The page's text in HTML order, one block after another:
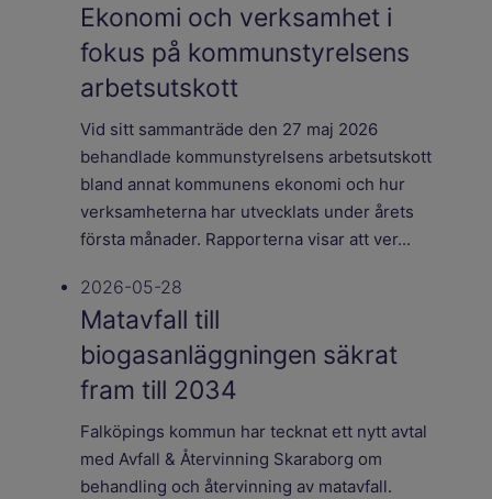
Ekonomi och verksamhet i
fokus på kommunstyrelsens
arbetsutskott
Vid sitt sammanträde den 27 maj 2026
behandlade kommunstyrelsens arbetsutskott
bland annat kommunens ekonomi och hur
verksamheterna har utvecklats under årets
första månader. Rapporterna visar att ver...
2026-05-28
Matavfall till
biogasanläggningen säkrat
fram till 2034
Falköpings kommun har tecknat ett nytt avtal
med Avfall & Återvinning Skaraborg om
behandling och återvinning av matavfall.